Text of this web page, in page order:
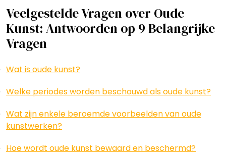
Veelgestelde Vragen over Oude
Kunst: Antwoorden op 9 Belangrijke
Vragen
Wat is oude kunst?
Welke periodes worden beschouwd als oude kunst?
Wat zijn enkele beroemde voorbeelden van oude
kunstwerken?
Hoe wordt oude kunst bewaard en beschermd?